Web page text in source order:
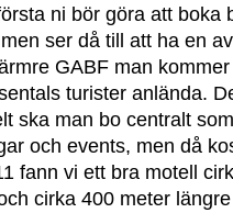
ni bör göra att boka
ser då till att ha en
GABF man
turister anlända.
ska man bo centralt
och events, men då
fann vi ett bra motell
cirka 400 meter